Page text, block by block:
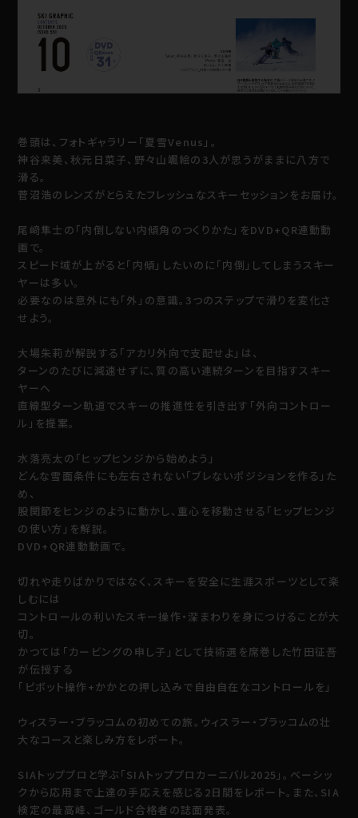
巻頭は、フォトギャラリー「夏雪Venus」。
神谷来美、秋元日菜子、野々山颯絵の3人が思うがままに八方で
滑る。
菅沼浩のレンズがとらえたフレッシュなスキーセッションをお届け。
尾﨑隼士の「内倒しない内傾角のつくりかた」をDVD+QR連動動
画で。
スピード域が上がると「内傾」したいのに「内倒」してしまうスキー
ヤーは多い。
必要なのは意外にも「外」の意識。3つのステップで滑りを変化さ
せよう。
大場朱莉が解説する「アカリ外向で支配せよ」は、
ターンのたびに減速せずに、質の高い連続ターンを目指すスキー
ヤーへ
直線型ターン軌道でスキーの推進性を引き出す「外向コントロー
ル」を提案。
水落亮太の「ヒップヒンジから始めよう」
どんな雪面条件にも左右されない「ブレないポジションを作る」た
め、
股関節をヒンジのように動かし、重心を移動させる「ヒップヒンジ
の使い方」を解説。
DVD+QR連動動画で。
切れや走りばかりではなく、スキーを安全に生涯スポーツとして楽
しむには
コントロールの利いたスキー操作・深まわりを身につけることが大
切。
かつては「カービングの申し子」として技術選を席巻した竹田征吾
が伝授する
「ピボット操作+かかとの押し込みで自由自在なコントロールを」
ウィスラー・ブラッコムの初めての旅。ウィスラー・ブラッコムの壮
大なコースと楽しみ方をレポート。
SIAトッププロと学ぶ「SIAトッププロカーニバル2025」。ベーシッ
クから応用まで上達の手応えを感じる2日間をレポート。また、SIA
検定の最高峰、ゴールド合格者の誌面発表。